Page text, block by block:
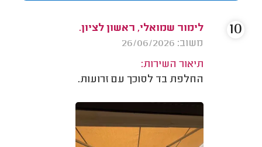
לימור שמואלי, ראשון לציון.
משוב: 26/06/2026
תיאור השירות:
החלפת בד לסוכך עם זרועות.
10